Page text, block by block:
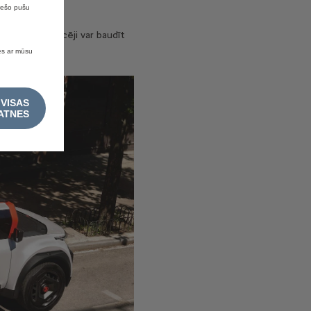
tāpēc braucēji var baudīt
pušu
ar mūsu